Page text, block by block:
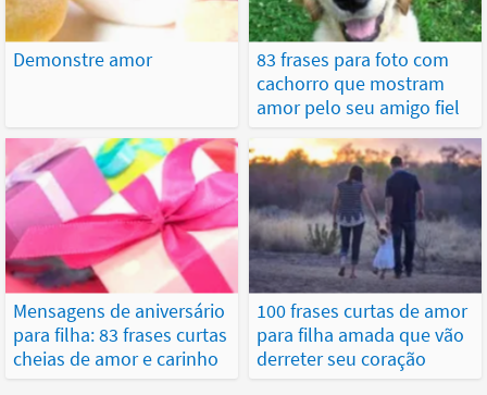
Demonstre amor
83 frases para foto com
cachorro que mostram
amor pelo seu amigo fiel
Mensagens de aniversário
para filha: 83 frases curtas
cheias de amor e carinho
100 frases curtas de amor
para filha amada que vão
derreter seu coração